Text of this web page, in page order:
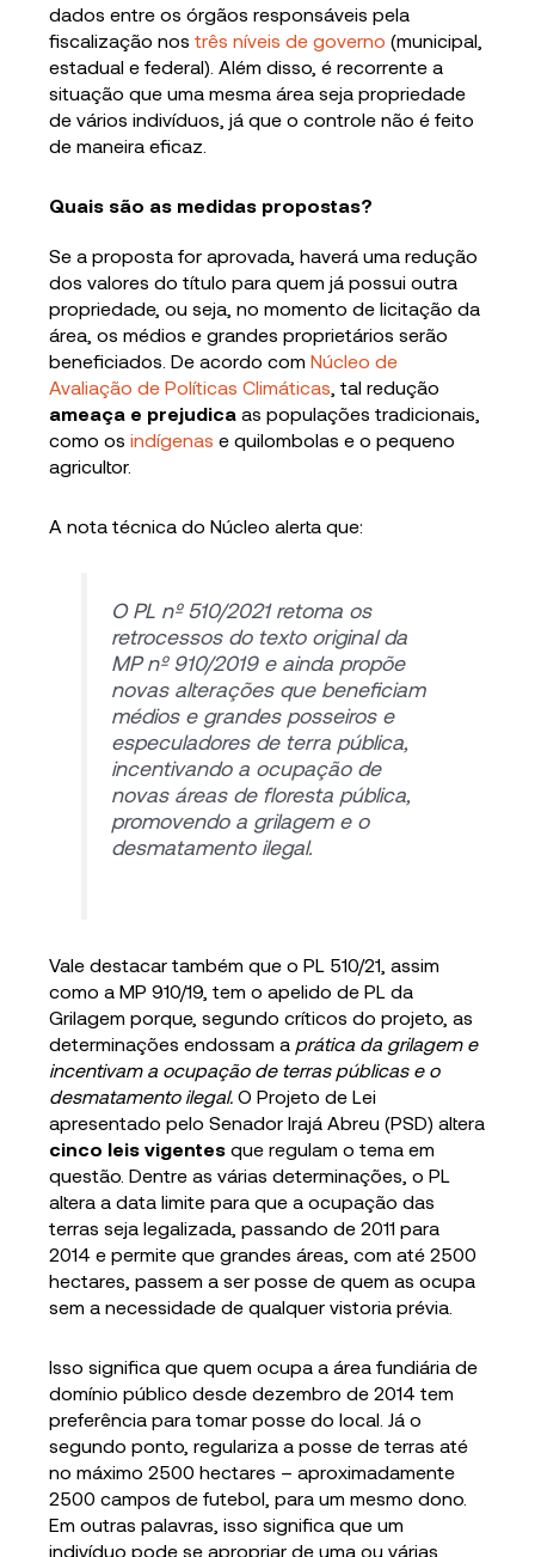
dados entre os órgãos responsáveis pela
fiscalização nostrês níveis de governo (municipal,
estadual e federal). Além disso, é recorrente a
situação que uma mesma área seja propriedade
de vários indivíduos, já que o controle não é feito
de maneira eficaz.
Quais são as medidas propostas?
Se a proposta for aprovada, haverá uma redução
dos valores do título para quem já possui outra
propriedade, ou seja, no momento de licitação da
área, os médios e grandes proprietários serão
beneficiados. De acordo comNúcleo de
Avaliação de Políticas Climáticas , tal redução
ameaça e prejudicaas populações tradicionais,
como os indígenas e quilombolas e o pequeno
agricultor.
A nota técnica do Núcleo alerta que:
O PL nº 510/2021 retoma os
retrocessos do texto original da
MP nº 910/2019 e ainda propõe
novas alterações que beneficiam
médios e grandes posseiros e
especuladores de terra pública,
incentivando a ocupação de
novas áreas de floresta pública,
promovendo a grilagem e o
desmatamento ilegal.
Vale destacar também que o PL 510/21, assim
como a MP 910/19, tem o apelido de PL da
Grilagem porque, segundo críticos do projeto, as
determinações endossam a prática da grilagem e
incentivam a ocupação de terras públicas e o
desmatamento ilegal. O Projeto de Lei
apresentado pelo Senador Irajá Abreu (PSD) altera
cinco leis vigentes que regulam o tema em
questão. Dentre as várias determinações, o PL
altera a data limite para que a ocupação das
terras seja legalizada, passando de 2011 para
2014 e permite que grandes áreas, com até 2500
hectares, passem a ser posse de quem as ocupa
sem a necessidade de qualquer vistoria prévia.
Isso significa que quem ocupa a área fundiária de
domínio público desde dezembro de 2014 tem
preferência para tomar posse do local. Já o
segundo ponto, regulariza a posse de terras até
no máximo 2500 hectares – aproximadamente
2500 campos de futebol, para um mesmo dono.
Em outras palavras, isso significa que um
indivíduo pode se apropriar de uma ou várias